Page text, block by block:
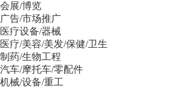
会展/博览
广告/市场推广
医疗设备/器械
医疗/美容/美发/保健/卫生
制药/生物工程
汽车/摩托车/零配件
机械/设备/重工